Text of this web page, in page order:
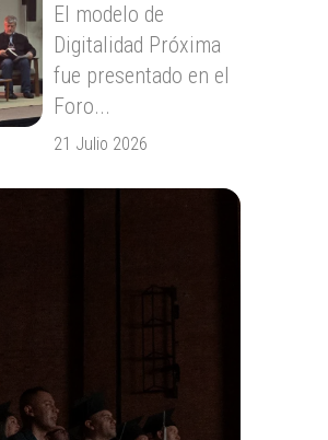
El modelo de
Digitalidad Próxima
fue presentado en el
Foro...
21 Julio 2026